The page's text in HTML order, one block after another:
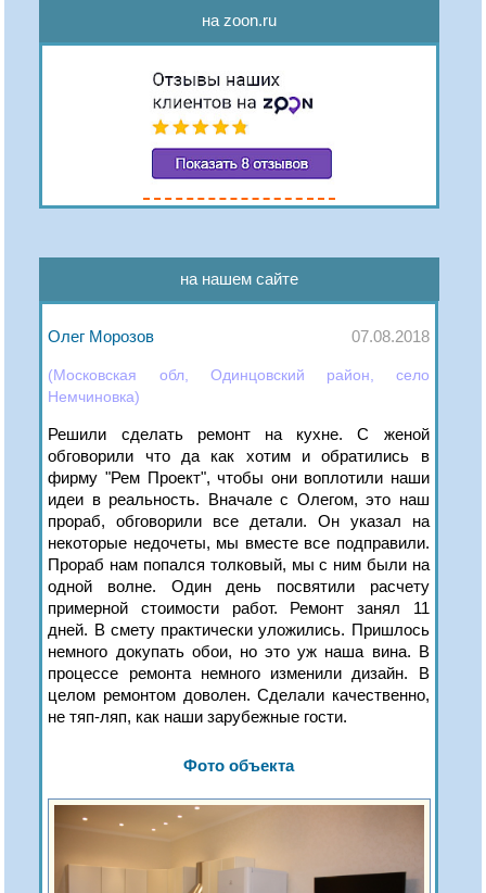
на zoon.ru
на нашем сайте
Олег Морозов 07.08.2018
(Московская обл, Одинцовский район, село
Немчиновка)
Решили сделать ремонт на кухне. С женой
обговорили что да как хотим и обратились в
фирму "Рем Проект", чтобы они воплотили наши
идеи в реальность. Вначале с Олегом, это наш
прораб, обговорили все детали. Он указал на
некоторые недочеты, мы вместе все подправили.
Прораб нам попался толковый, мы с ним были на
одной волне. Один день посвятили расчету
примерной стоимости работ. Ремонт занял 11
дней. В смету практически уложились. Пришлось
немного докупать обои, но это уж наша вина. В
процессе ремонта немного изменили дизайн. В
целом ремонтом доволен. Сделали качественно,
не тяп-ляп, как наши зарубежные гости.
Фото объекта